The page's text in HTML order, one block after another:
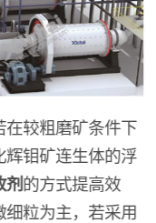
较粗磨矿条件下
钼矿连生体的浮
剂的方式提高效
粒为主，若采用